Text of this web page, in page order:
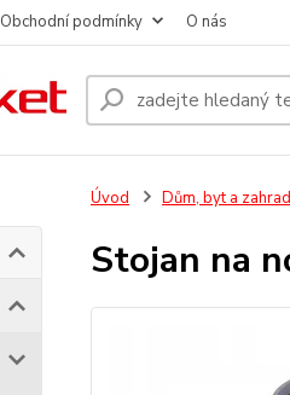
Obchodní podmínky O nás
Úvod Dům, byt a
Stojan na